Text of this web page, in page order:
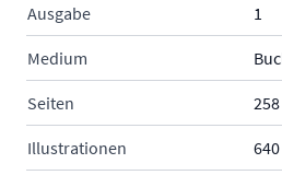
Ausgabe 1
Medium
Seiten 258
Illustrationen 640